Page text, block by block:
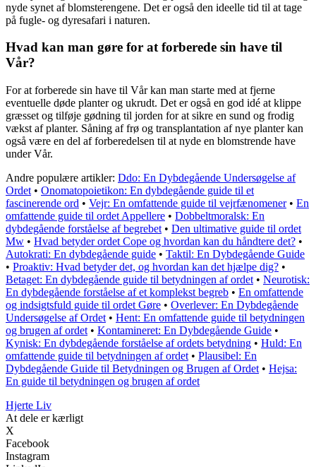
nyde synet af blomsterengene. Det er også den ideelle tid til at tage
på fugle- og dyresafari i naturen.
Hvad kan man gøre for at forberede sin have til
Vår?
For at forberede sin have til Vår kan man starte med at fjerne
eventuelle døde planter og ukrudt. Det er også en god idé at klippe
græsset og tilføje gødning til jorden for at sikre en sund og frodig
vækst af planter. Såning af frø og transplantation af nye planter kan
også være en del af forberedelsen til at nyde en blomstrende have
under Vår.
Andre populære artikler: Ddo: En Dybdegående Undersøgelse af
Ordet • Onomatopoietikon: En dybdegående guide til et
fascinerende ord • Vejr: En omfattende guide til vejrfænomener• En
omfattende guide til ordet Appellere • Dobbeltmoralsk: En
dybdegående forståelse af begrebet • Den ultimative guide til ordet
Mw • Hvad betyder ordet Cope og hvordan kan du håndtere det? •
Autokrati: En dybdegående guide • Taktil: En Dybdegående Guide
• Proaktiv: Hvad betyder det, og hvordan kan det hjælpe dig? •
Betaget: En dybdegående guide til betydningen af ordet • Neurotisk:
En dybdegående forståelse af et komplekst begreb • En omfattende
og indsigtsfuld guide til ordet Gøre • Overlever: En Dybdegående
Undersøgelse af Ordet • Hent: En omfattende guide til betydningen
og brugen af ordet • Kontamineret: En Dybdegående Guide •
Kynisk: En dybdegående forståelse af ordets betydning • Huld: En
omfattende guide til betydningen af ordet • Plausibel: En
Dybdegående Guide til Betydningen og Brugen af Ordet • Hejsa:
En guide til betydningen og brugen af ordet
Hjerte Liv
At dele er kærligt
X
Facebook
Instagram